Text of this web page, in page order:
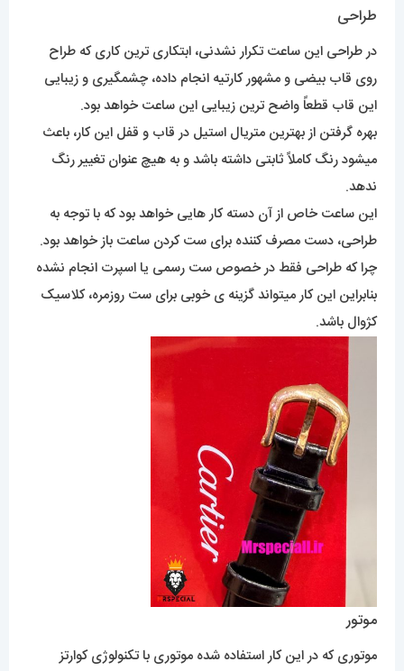
طراحی
در طراحی این ساعت تکرار نشدنی، ابتکاری ترین کاری که طراح
روی قاب بیضی و مشهور کارتیه انجام داده، چشمگیری و زیبایی
این قاب قطعاً واضح ترین زیبایی این ساعت خواهد بود.
بهره گرفتن از بهترین متریال استیل در قاب و قفل این کار، باعث
میشود رنگ کاملاً ثابتی داشته باشد و به هیچ عنوان تغییر رنگ
ندهد.
این ساعت خاص از آن دسته کار هایی خواهد بود که با توجه به
طراحی، دست مصرف کننده برای ست کردن ساعت باز خواهد بود.
چرا که طراحی فقط در خصوص ست رسمی یا اسپرت انجام نشده
بنابراین این کار میتواند گزینه ی خوبی برای ست روزمره، کلاسیک
کژوال باشد.
موتور
موتوری که در این کار استفاده شده موتوری با تکنولوژی کوارتز